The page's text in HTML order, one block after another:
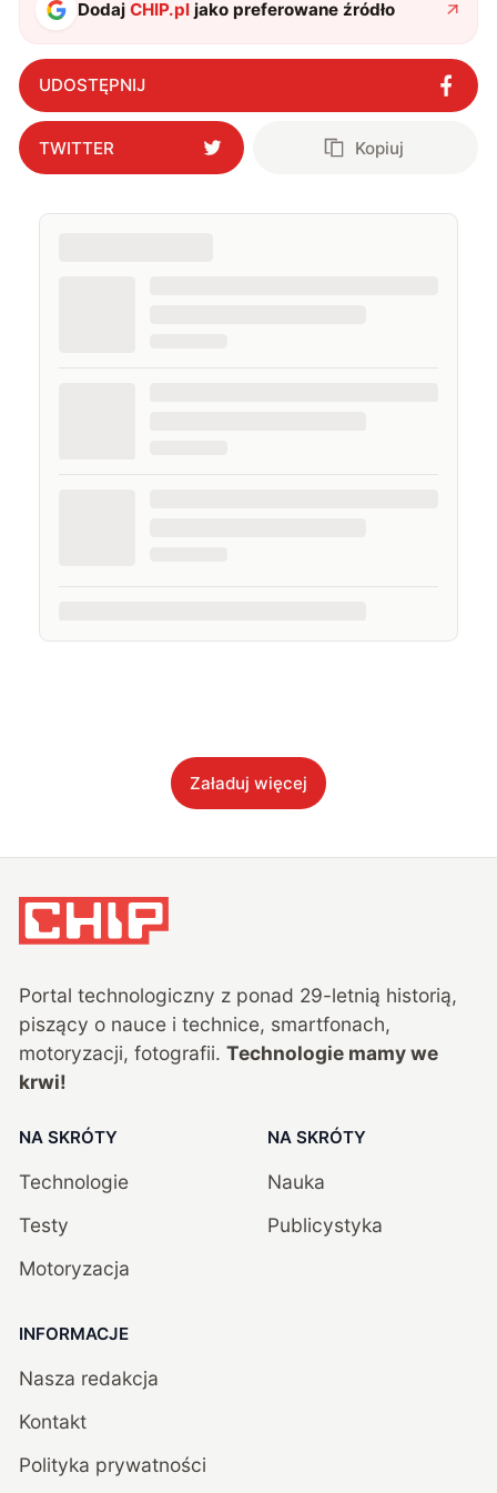
DodajCHIP.pl jako preferowane źródło
UDOSTĘPNIJ
TWITTER Kopiuj
Załaduj więcej
Portal technologiczny z ponad 29-letnią historią,
piszący o nauce i technice, smartfonach,
motoryzacji, fotografii. Technologie mamy we
krwi!
NA SKRÓTY
Technologie
Testy
Motoryzacja
NA SKRÓTY
Nauka
Publicystyka
INFORMACJE
Nasza redakcja
Kontakt
Polityka prywatności